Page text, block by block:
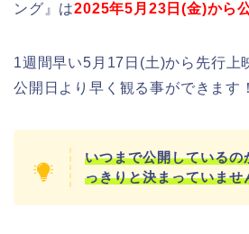
ング』は2025年5月23日(金)から
1週間早い5月17日(土)から先行上
公開日より早く観る事ができます！
いつまで公開しているの
っきりと決まっていませ